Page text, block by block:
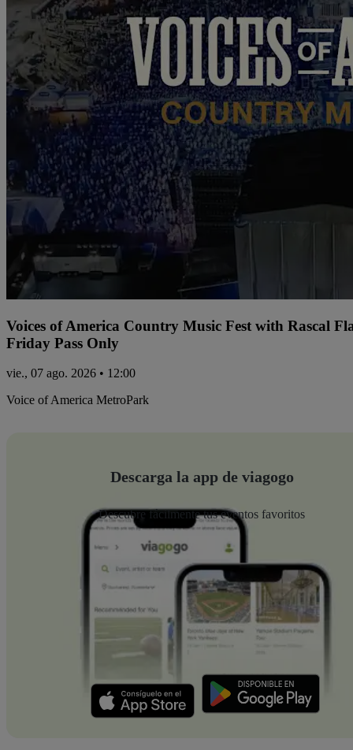
Voices of America Country Music Fest with Rascal
Friday Pass Only
vie., 07 ago. 2026 • 12:00
Voice of America MetroPark
Descarga la app de viagogo
Descubre fácilmente tus eventos favoritos